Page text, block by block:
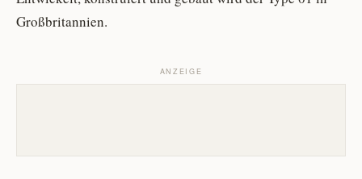
Großbritannien.
ANZEIGE